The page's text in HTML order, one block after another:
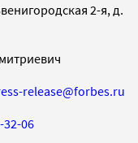
2-я, д.
release@forbes.ru
32-06